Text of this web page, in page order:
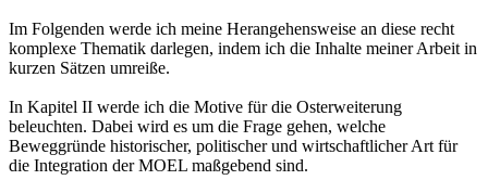
Im Folgenden werde ich meine Herangehensweise an diese recht
komplexe Thematik darlegen, indem ich die Inhalte meiner Arbeit in
kurzen Sätzen umreiße.
In Kapitel II werde ich die Motive für die Osterweiterung
beleuchten. Dabei wird es um die Frage gehen, welche
Beweggründe historischer, politischer und wirtschaftlicher Art für
die Integration der MOEL maßgebend sind.